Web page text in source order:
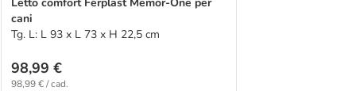
cani
Tg. L: L 93 x L 73 x H 22,5 cm
98,99 €
98,99 € / cad.